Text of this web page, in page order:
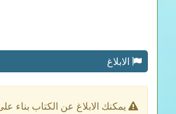
الابلاغ
يمكنك الابلاغ عن الكتاب بناء